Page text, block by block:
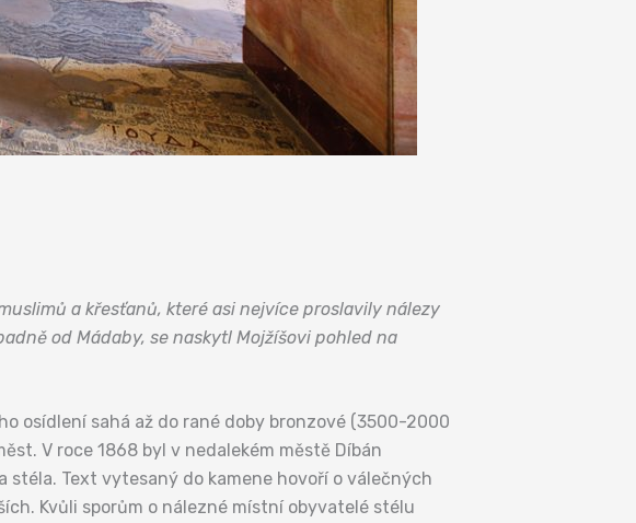
a křesťanů, které asi nejvíce proslavily nálezy
od Mádaby, se naskytl Mojžíšovi pohled na
osídlení sahá až do rané doby bronzové (3500-2000
V roce 1868 byl v nedalekém městě Díbán
stéla. Text vytesaný do kamene hovoří o válečných
Kvůli sporům o nálezné místní obyvatelé stélu